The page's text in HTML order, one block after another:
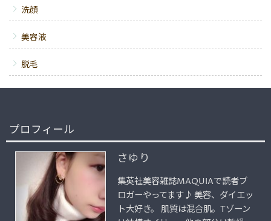
洗顔
美容液
脱毛
プロフィール
さゆり
集英社美容雑誌MAQUIAで読者ブ
ロガーやってます♪ 美容、ダイエッ
ト大好き。 肌質は混合肌。Tゾーン